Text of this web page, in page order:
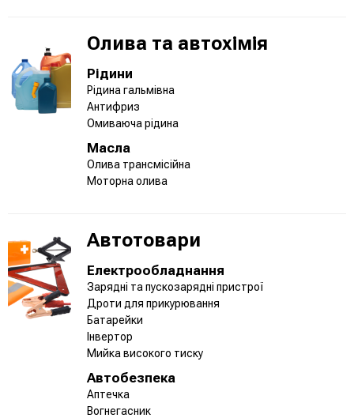
Олива та автохімія
Рідини
Рідина гальмівна
Антифриз
Омиваюча рідина
Масла
Олива трансмісійна
Моторна олива
Автотовари
Електрообладнання
Зарядні та пускозарядні пристрої
Дроти для прикурювання
Батарейки
Інвертор
Мийка високого тиску
Автобезпека
Аптечка
Вогнегасник